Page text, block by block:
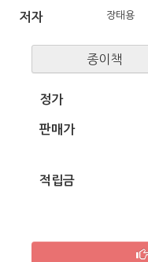
저자 장태용
종이책
정가
판매가
적립금